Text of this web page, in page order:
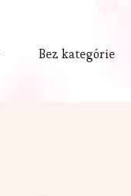
Bez kategórie